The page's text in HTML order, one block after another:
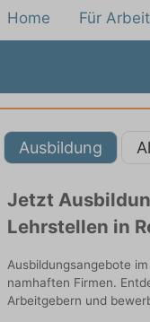
Home Für
Ausbildung
Jetzt
Lehrstellen in
Ausbildungsangebote
namhaften Firmen.
Arbeitgebern und